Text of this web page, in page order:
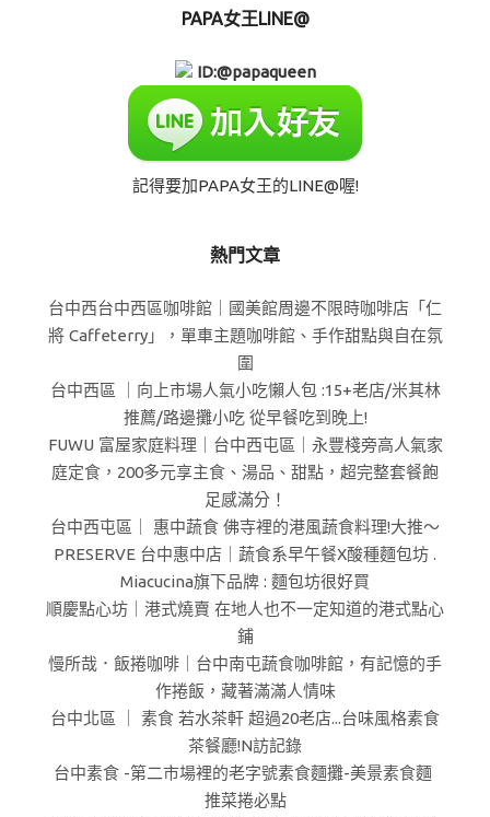
PAPA女王LINE@
ID:@papaqueen
記得要加PAPA女王的LINE@喔!
熱門文章
台中西台中西區咖啡館｜國美館周邊不限時咖啡店「仁
將 Caffeterry」，單車主題咖啡館、手作甜點與自在氛
圍
台中西區 ｜向上市場人氣小吃懶人包 :15+老店/米其林
推薦/路邊攤小吃 從早餐吃到晚上!
FUWU 富屋家庭料理｜台中西屯區｜永豐棧旁高人氣家
庭定食，200多元享主食、湯品、甜點，超完整套餐飽
足感滿分！
台中西屯區｜ 惠中蔬食 佛寺裡的港風蔬食料理!大推～
PRESERVE 台中惠中店｜蔬食系早午餐X酸種麵包坊 .
Miacucina旗下品牌 : 麵包坊很好買
順慶點心坊｜港式燒賣 在地人也不一定知道的港式點心
鋪
慢所哉．飯捲咖啡｜台中南屯蔬食咖啡館，有記憶的手
作捲飯，藏著滿滿人情味
台中北區 ｜ 素食 若水茶軒 超過20老店...台味風格素食
茶餐廳!N訪記錄
台中素食 -第二市場裡的老字號素食麵攤-美景素食麵
推菜捲必點